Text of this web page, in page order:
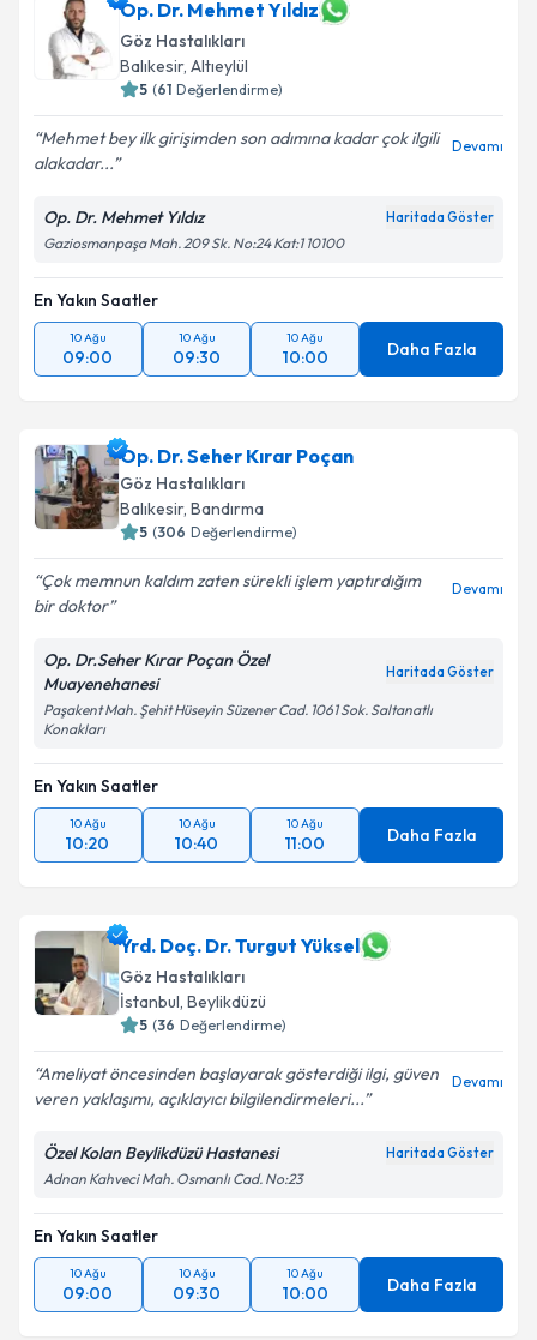
E-posta Adresiniz
Kişisel verilerimin işlenmesine ilişkinAydınlatma
Metni
Op. Dr. Mehmet Yıldız
Göz Hastalıkları
Balıkesir, Altıeylül
5 (61 Değerlendirme)
Mehmet bey ilk girişimden son adımına kadar çok ilgili
alakadar...
Devamı
Op. Dr. Mehmet Yıldız Haritada Göster
Gaziosmanpaşa Mah. 209 Sk. No:24 Kat:1 10100
En Yakın Saatler
10 Ağu
09:00
10 Ağu
09:30
10 Ağu
10:00 Daha Fazla
Op. Dr. Seher Kırar Poçan
Göz Hastalıkları
Balıkesir, Bandırma
5 (306 Değerlendirme)
Çok memnun kaldım zaten sürekli işlem yaptırdığım
bir doktor
Devamı
Op. Dr.Seher Kırar Poçan Özel
Muayenehanesi
Haritada Göster
Paşakent Mah. Şehit Hüseyin Süzener Cad. 1061 Sok. Saltanatlı
Konakları
En Yakın Saatler
10 Ağu
10:20
10 Ağu
10:40
10 Ağu
11:00 Daha Fazla
Yrd. Doç. Dr. Turgut Yüksel
Göz Hastalıkları
İstanbul, Beylikdüzü
5 (36 Değerlendirme)
Ameliyat öncesinden başlayarak gösterdiği ilgi, güven
veren yaklaşımı, açıklayıcı bilgilendirmeleri...
Devamı
Özel Kolan Beylikdüzü Hastanesi Haritada Göster
Adnan Kahveci Mah. Osmanlı Cad. No:23
En Yakın Saatler
10 Ağu
09:00
10 Ağu
09:30
10 Ağu
10:00 Daha Fazla